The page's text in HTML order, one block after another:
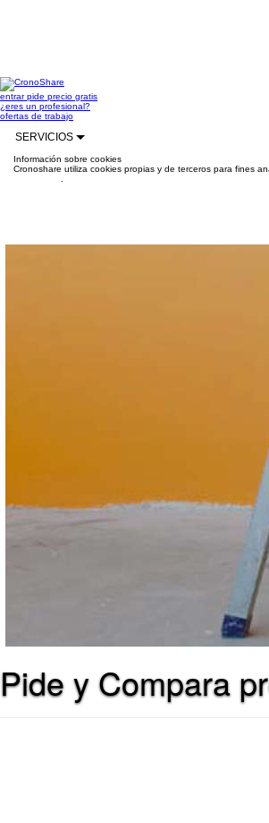
entrarpide precio gratis
¿eres un profesional?
ofertas de trabajo
SERVICIOS
Información sobre cookies
Cronoshare utiliza cookies propias y de terceros para fines
Pide y Compara